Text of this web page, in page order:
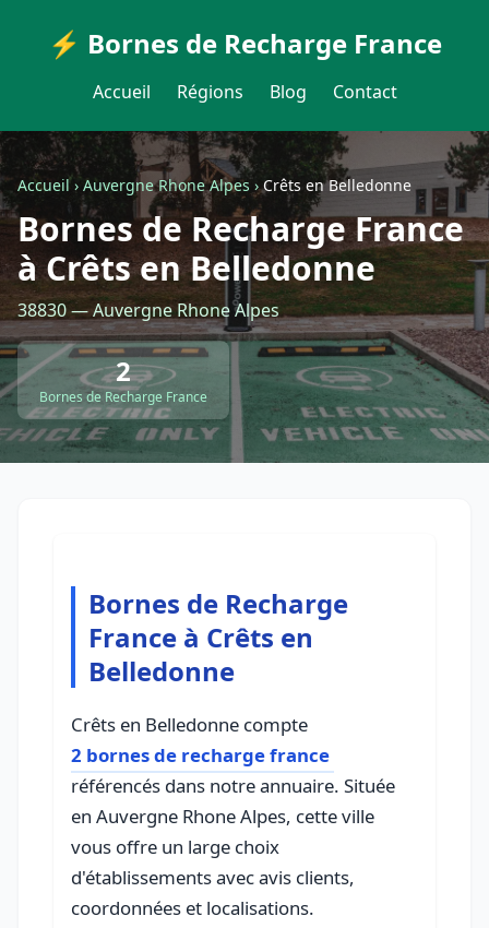
⚡ Bornes de Recharge France
Accueil Régions Blog Contact
Accueil›Auvergne Rhone Alpes›Crêts en Belledonne
Bornes de Recharge France
à Crêts en Belledonne
38830 — Auvergne Rhone Alpes
2
Bornes de Recharge France
Bornes de Recharge
France à Crêts en
Belledonne
Crêts en Belledonne compte
2 bornes de recharge france
référencés dans notre annuaire. Située
en Auvergne Rhone Alpes, cette ville
vous offre un large choix
d'établissements avec avis clients,
coordonnées et localisations.